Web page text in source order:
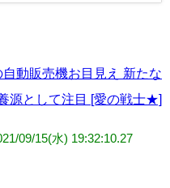
自動販売機お目見え 新たな
源として注目 [愛の戦士★]
09/15(水) 19:32:10.27